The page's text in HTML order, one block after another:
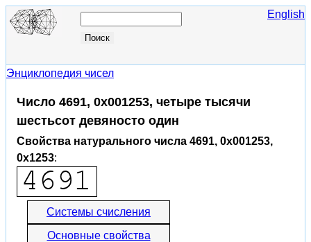
English
Энциклопедия чисел
Число 4691, 0x001253, четыре тысячи
шестьсот девяносто один
Свойства натурального числа 4691, 0x001253,
0x1253:
Системы счисления
Основные свойства